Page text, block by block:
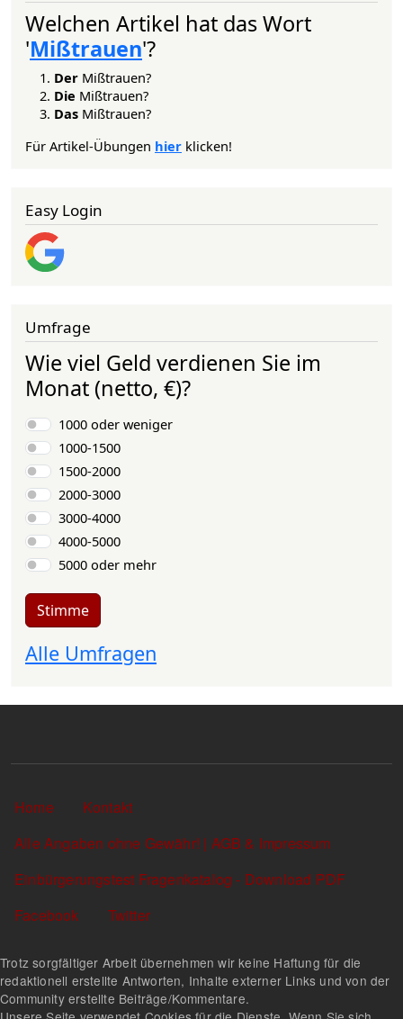
Welchen Artikel hat das Wort
'Mißtrauen'?
Der Mißtrauen?
Die Mißtrauen?
Das Mißtrauen?
Für Artikel-Übungen hier klicken!
Easy Login
Umfrage
Wie viel Geld verdienen Sie im
Monat (netto, €)?
Auswahlmöglichkeiten
1000 oder weniger
1000-1500
1500-2000
2000-3000
3000-4000
4000-5000
5000 oder mehr
Stimme
Alle Umfragen
Sekundärlinks
Home
Kontakt
Alle Angaben ohne Gewähr! | AGB & Impressum
Einbürgerungstest Fragenkatalog - Download PDF
Facebook
Twitter
Trotz sorgfältiger Arbeit übernehmen wir keine Haftung für die
redaktionell erstellte Antworten, Inhalte externer Links und von der
Community erstellte Beiträge/Kommentare.